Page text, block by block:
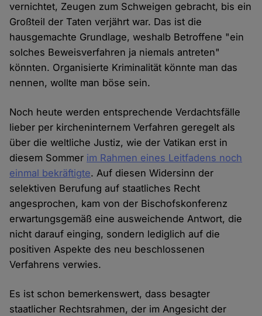
vernichtet, Zeugen zum Schweigen gebracht, bis ein
Großteil der Taten verjährt war. Das ist die
hausgemachte Grundlage, weshalb Betroffene "ein
solches Beweisverfahren ja niemals antreten"
könnten. Organisierte Kriminalität könnte man das
nennen, wollte man böse sein.
Noch heute werden entsprechende Verdachtsfälle
lieber per kircheninternem Verfahren geregelt als
über die weltliche Justiz, wie der Vatikan erst in
diesem Sommer im Rahmen eines Leitfadens noch
einmal bekräftigte. Auf diesen Widersinn der
selektiven Berufung auf staatliches Recht
angesprochen, kam von der Bischofskonferenz
erwartungsgemäß eine ausweichende Antwort, die
nicht darauf einging, sondern lediglich auf die
positiven Aspekte des neu beschlossenen
Verfahrens verwies.
Es ist schon bemerkenswert, dass besagter
staatlicher Rechtsrahmen, der im Angesicht der